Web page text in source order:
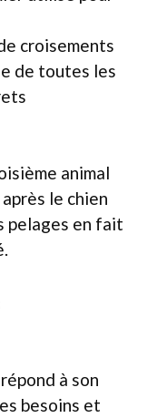
croisements
de toutes les
animal
le chien
pelages en fait
à son
besoins et